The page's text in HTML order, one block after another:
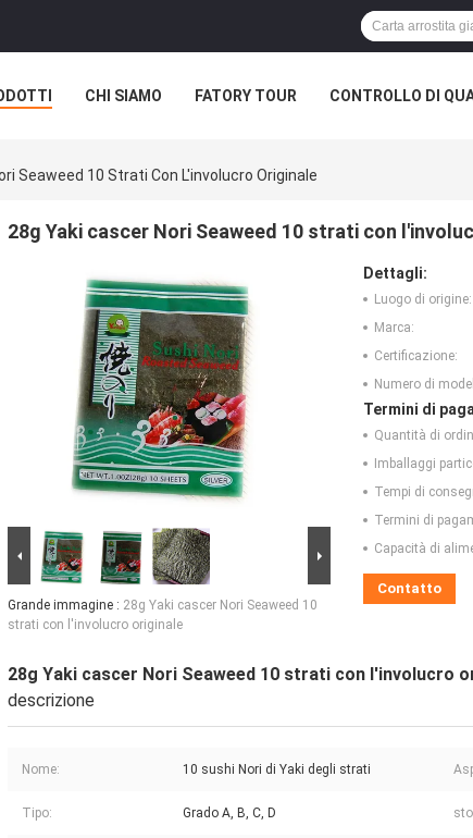
CHI SIAMO FATORY TOUR CONTROLLO DI
Seaweed 10 Strati Con L'involucro Originale
28g Yaki cascer Nori Seaweed 10 strati con
Grande immagine : 28g Yaki cascer Nori Seaweed 10
strati con l'involucro originale
Dettagli:
Luogo di origine:
Marca:
Certificazione:
Numero di
Termini di
Quantità di
Imballaggi
Tempi di
Termini di
Capacità di
Contatto
28g Yaki cascer Nori Seaweed 10 strati con l'involucro
descrizione
Nome: 10 sushi Nori di Yaki degli strati
Tipo: Grado A, B, C, D